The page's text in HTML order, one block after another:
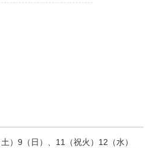
土）9（日）、11（祝火）12（水）